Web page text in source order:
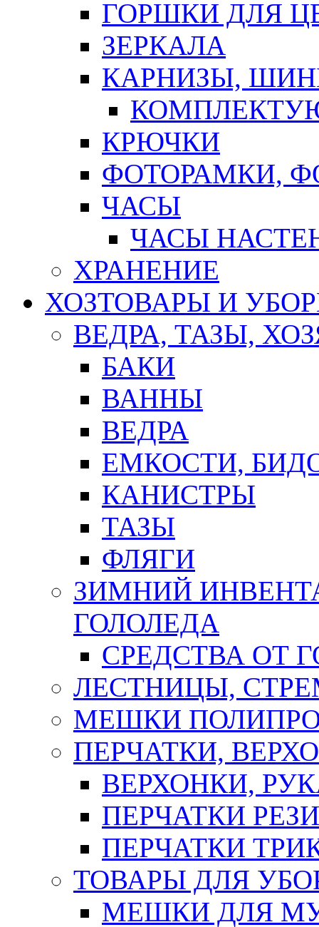
ГОРШКИ ДЛЯ
ЗЕРКАЛА
КАРНИЗЫ,
КРЮЧКИ
ФОТОРАМКИ,
ЧАСЫ
ЧАСЫ
ХРАНЕНИЕ
ХОЗТОВАРЫ И
ВЕДРА, ТАЗЫ,
БАКИ
ВАННЫ
ВЕДРА
ЕМКОСТИ,
КАНИСТРЫ
ТАЗЫ
ФЛЯГИ
ЗИМНИЙ
ГОЛОЛЕДА
СРЕДСТВА ОТ
ЛЕСТНИЦЫ,
МЕШКИ
ПЕРЧАТКИ,
ВЕРХОНКИ,
ПЕРЧАТКИ
ПЕРЧАТКИ
ТОВАРЫ ДЛЯ
МЕШКИ ДЛЯ